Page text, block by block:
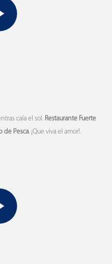
caía el sol. Restaurante Fuerte
de Pesca. ¡Que viva el amor!.